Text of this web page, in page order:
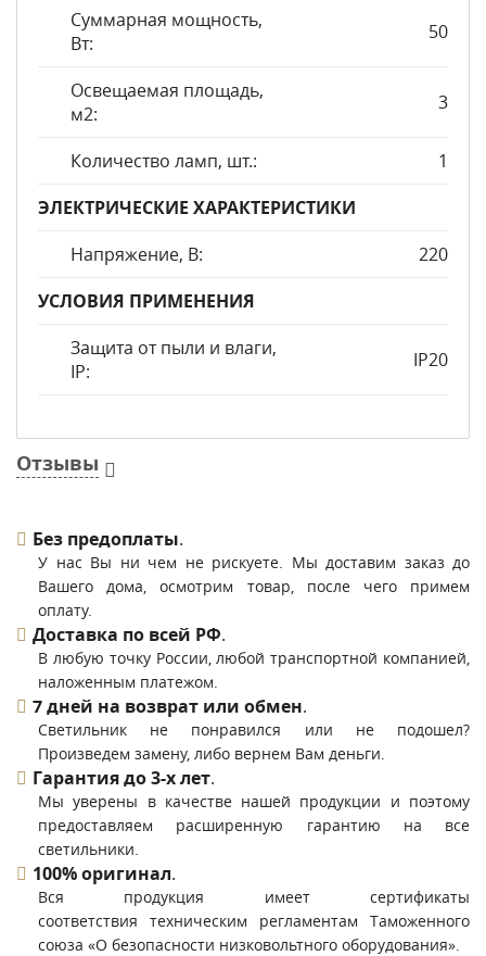
Суммарная мощность,
Вт:
50
Освещаемая площадь,
м2:
3
Количество ламп, шт.:
1
ЭЛЕКТРИЧЕСКИЕ ХАРАКТЕРИСТИКИ
Напряжение, В:
220
УСЛОВИЯ ПРИМЕНЕНИЯ
Защита от пыли и влаги,
IP:
IP20
Отзывы
Без предоплаты.
У нас Вы ни чем не рискуете. Мы доставим заказ до
Вашего дома, осмотрим товар, после чего примем
оплату.
Доставка по всей РФ.
В любую точку России, любой транспортной компанией,
наложенным платежом.
7 дней на возврат или обмен.
Светильник не понравился или не подошел?
Произведем замену, либо вернем Вам деньги.
Гарантия до 3-х лет.
Мы уверены в качестве нашей продукции и поэтому
предоставляем расширенную гарантию на все
светильники.
100% оригинал.
Вся продукция имеет сертификаты
соответствия техническим регламентам Таможенного
союза «О безопасности низковольтного оборудования».